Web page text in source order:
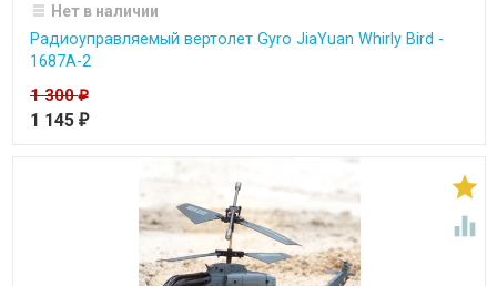
Нет в наличии
Радиоуправляемый вертолет Gyro JiaYuan Whirly Bird -
1687A-2
1 300₽
1 145 ₽

